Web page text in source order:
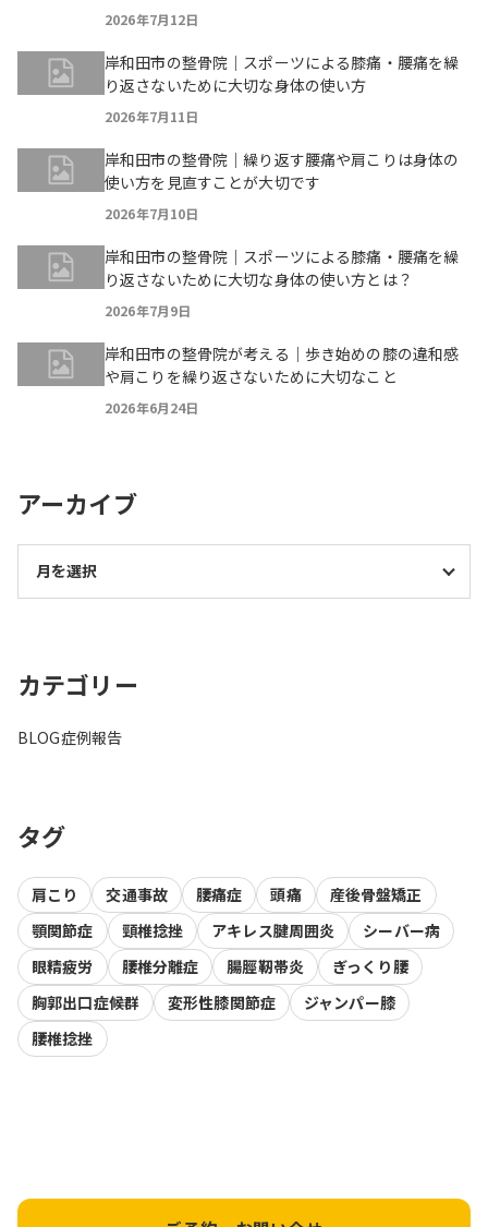
2026年7月12日
岸和田市の整骨院｜スポーツによる膝痛・腰痛を繰
り返さないために大切な身体の使い方
2026年7月11日
岸和田市の整骨院｜繰り返す腰痛や肩こりは身体の
使い方を見直すことが大切です
2026年7月10日
岸和田市の整骨院｜スポーツによる膝痛・腰痛を繰
り返さないために大切な身体の使い方とは？
2026年7月9日
岸和田市の整骨院が考える｜歩き始めの膝の違和感
や肩こりを繰り返さないために大切なこと
2026年6月24日
アーカイブ
カテゴリー
BLOG症例報告
タグ
肩こり 交通事故 腰痛症 頭痛
産後骨盤矯正
顎関節症
頸椎捻挫 アキレス腱周囲炎
シーバー病
眼精疲労
腰椎分離症 腸脛靭帯炎
ぎっくり腰
胸郭出口症候群
変形性膝関節症
ジャンパー膝
腰椎捻挫